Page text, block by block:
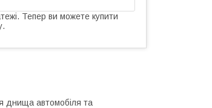
Тепер ви можете купити
днища автомобіля та